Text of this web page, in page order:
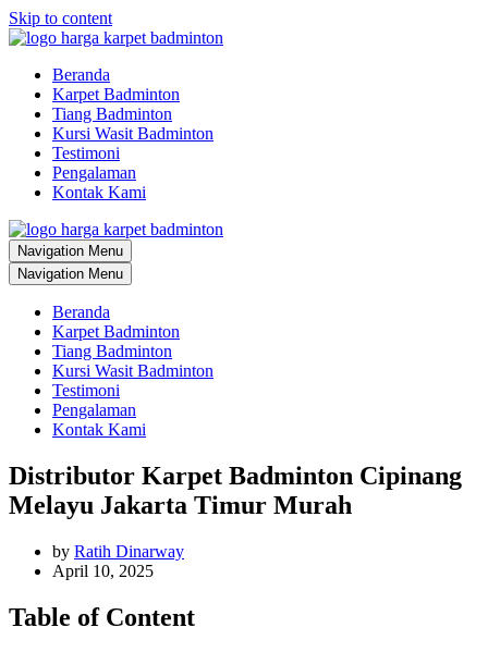
Skip to content
Beranda
Karpet Badminton
Tiang Badminton
Kursi Wasit Badminton
Testimoni
Pengalaman
Kontak Kami
Navigation Menu
Navigation Menu
Beranda
Karpet Badminton
Tiang Badminton
Kursi Wasit Badminton
Testimoni
Pengalaman
Kontak Kami
Distributor Karpet Badminton Cipinang
Melayu Jakarta Timur Murah
by Ratih Dinarway
April 10, 2025
Table of Content